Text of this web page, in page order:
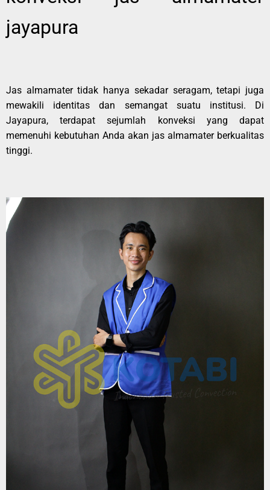
jayapura
Jas almamater tidak hanya sekadar seragam, tetapi juga
mewakili identitas dan semangat suatu institusi. Di
Jayapura, terdapat sejumlah konveksi yang dapat
memenuhi kebutuhan Anda akan jas almamater berkualitas
tinggi.